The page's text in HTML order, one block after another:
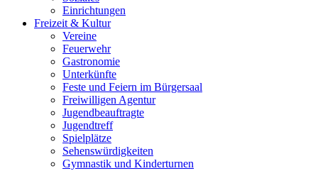
Einrichtungen
Freizeit & Kultur
Vereine
Feuerwehr
Gastronomie
Unterkünfte
Feste und Feiern im Bürgersaal
Freiwilligen Agentur
Jugendbeauftragte
Jugendtreff
Spielplätze
Sehenswürdigkeiten
Gymnastik und Kinderturnen